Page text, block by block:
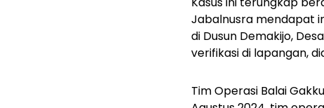
Jabalnusra mendapat
di Dusun Demakijo,
verifikasi di lapangan,
Tim Operasi Balai